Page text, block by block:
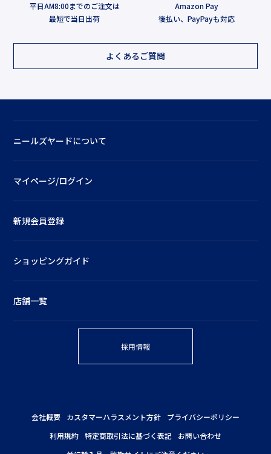
平日AM8:00までのご注文は
最短で当日出荷
Amazon Pay
後払い、PayPayも対応
よくあるご質問
ニールズヤードについて
マイページ/ログイン
新規会員登録
ショッピングガイド
店舗一覧
採用情報
会社概要 カスタマーハラスメント方針
プライバシーポリシー
利用規約 特定商取引法に基づく表記
お問い合わせ